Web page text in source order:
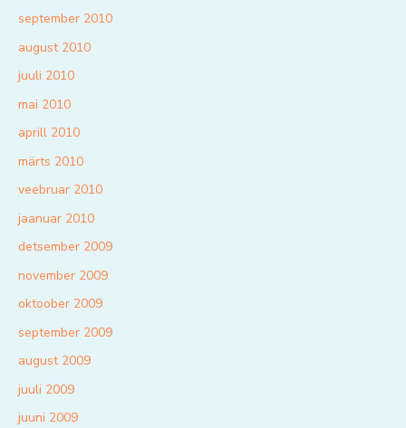
september 2010
august 2010
juuli 2010
mai 2010
aprill 2010
märts 2010
veebruar 2010
jaanuar 2010
detsember 2009
november 2009
oktoober 2009
september 2009
august 2009
juuli 2009
juuni 2009